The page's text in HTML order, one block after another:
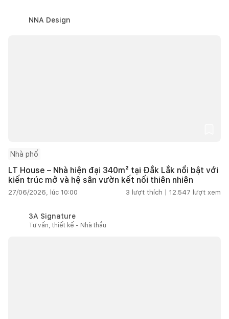
NNA Design
Nhà phố
LT House – Nhà hiện đại 340m² tại Đắk Lắk nổi bật với
kiến trúc mở và hệ sân vườn kết nối thiên nhiên
27/06/2026, lúc 10:00 3 lượt thích | 12.547 lượt xem
3A Signature
Tư vấn, thiết kế - Nhà thầu